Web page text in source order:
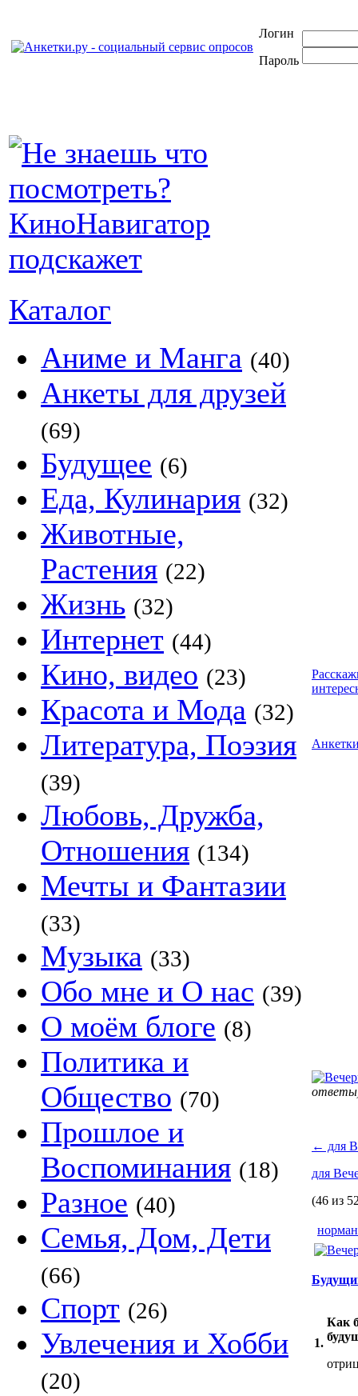
Логин
Пароль
Каталог
Аниме и Манга (40)
Анкеты для друзей
(69)
Будущее (6)
Еда, Кулинария (32)
Животные,
Растения (22)
Жизнь (32)
Интернет (44)
Кино, видео (23)
Красота и Мода (32)
Литература, Поэзия
(39)
Любовь, Дружба,
Отношения (134)
Мечты и Фантазии
(33)
Музыка (33)
Обо мне и О нас (39)
О моём блоге (8)
Политика и
Общество (70)
Прошлое и
Воспоминания (18)
Разное (40)
Семья, Дом, Дети
(66)
Спорт (26)
Увлечения и Хобби
(20)
← для
для
(46 из
норман
1.
Как